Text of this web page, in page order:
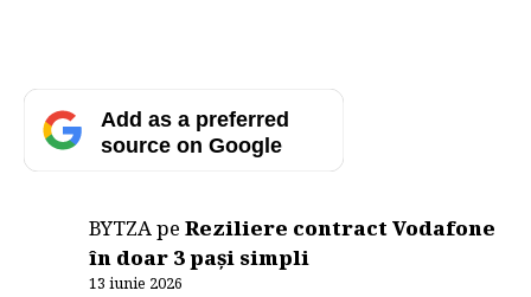
Add as a preferred
source on Google
BYTZApeReziliere contract Vodafone
în doar 3 pași simpli
13 iunie 2026